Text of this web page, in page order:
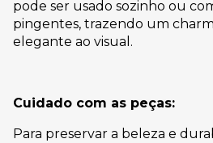
pode ser usado sozinho ou
pingentes, trazendo um
elegante ao visual.
Cuidado com as peças:
Para preservar a beleza e